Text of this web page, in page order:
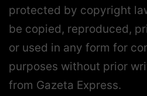
protected by copyright
be copied, reproduced,
or used in any form for
purposes without prior
from Gazeta Express.